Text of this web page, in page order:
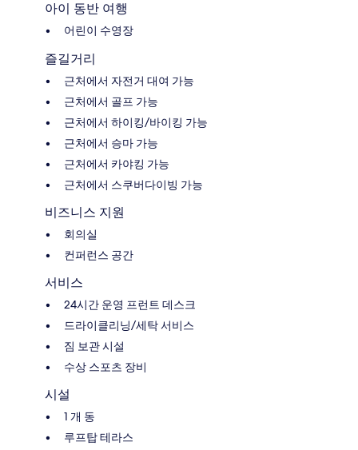
아이 동반 여행
어린이 수영장
즐길거리
근처에서 자전거 대여 가능
근처에서 골프 가능
근처에서 하이킹/바이킹 가능
근처에서 승마 가능
근처에서 카야킹 가능
근처에서 스쿠버다이빙 가능
비즈니스 지원
회의실
컨퍼런스 공간
서비스
24시간 운영 프런트 데스크
드라이클리닝/세탁 서비스
짐 보관 시설
수상 스포츠 장비
시설
1 개 동
루프탑 테라스